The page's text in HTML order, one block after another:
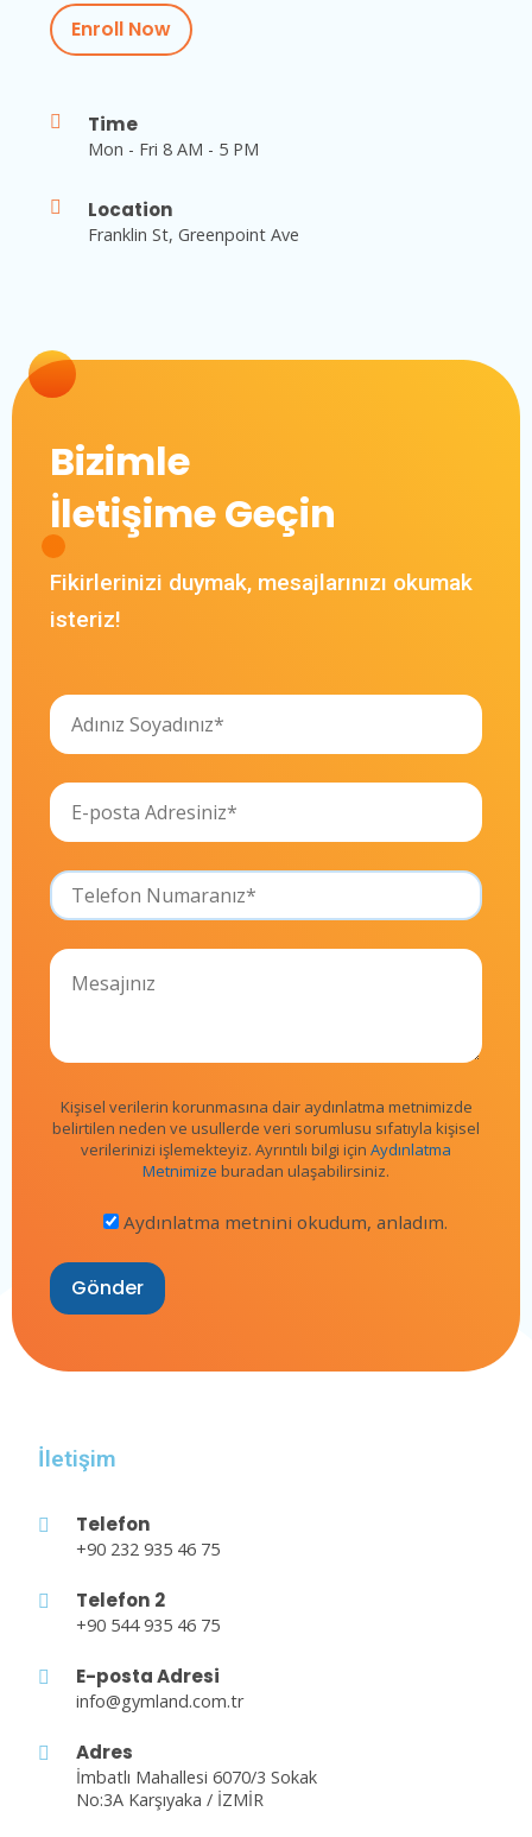
Enroll Now
Time
Mon - Fri 8 AM - 5 PM
Location
Franklin St, Greenpoint Ave
Bizimle
İletişime Geçin
Fikirlerinizi duymak, mesajlarınızı okumak
isteriz!
Kişisel verilerin korunmasına dair aydınlatma metnimizde
belirtilen neden ve usullerde veri sorumlusu sıfatıyla kişisel
verilerinizi işlemekteyiz. Ayrıntılı bilgi için Aydınlatma
Metnimize buradan ulaşabilirsiniz.
Aydınlatma metnini okudum, anladım.
İletişim
Telefon
+90 232 935 46 75
Telefon 2
+90 544 935 46 75
E-posta Adresi
info@gymland.com.tr
Adres
İmbatlı Mahallesi 6070/3 Sokak
No:3A Karşıyaka / İZMİR